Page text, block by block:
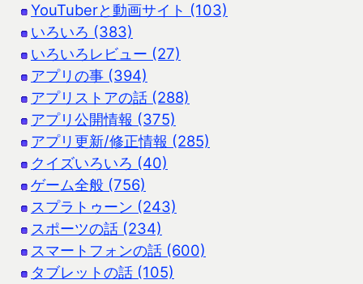
YouTuberと動画サイト (103)
いろいろ (383)
いろいろレビュー (27)
アプリの事 (394)
アプリストアの話 (288)
アプリ公開情報 (375)
アプリ更新/修正情報 (285)
クイズいろいろ (40)
ゲーム全般 (756)
スプラトゥーン (243)
スポーツの話 (234)
スマートフォンの話 (600)
タブレットの話 (105)